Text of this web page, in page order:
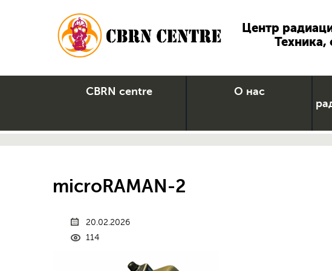
Центр
CBRN centre О нас
microRAMAN-2
20.02.2026
114